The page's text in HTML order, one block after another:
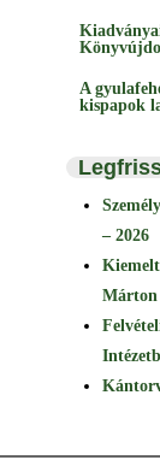
A
kispapok
– 2026
Kiemelt
Márton